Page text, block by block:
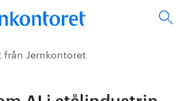
från Jernkontoret